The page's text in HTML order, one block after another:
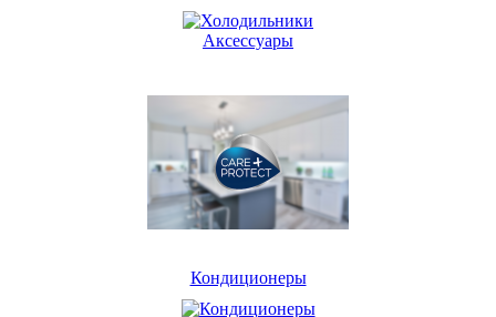
Аксессуары
Кондиционеры